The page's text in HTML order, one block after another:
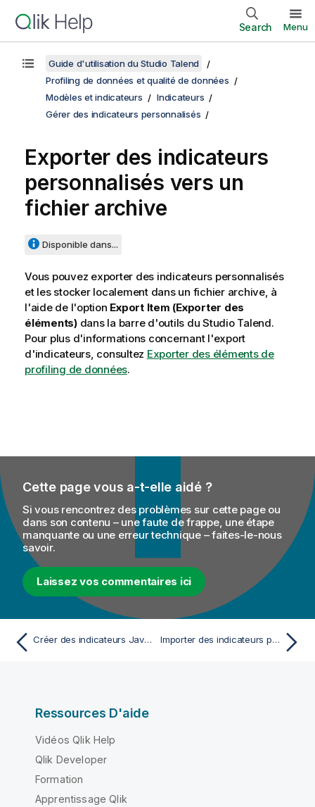
Search Menu
Guide d'utilisation du Studio Talend
Profiling de données et qualité de données
Modèles et indicateurs
Indicateurs
Gérer des indicateurs personnalisés
Exporter des indicateurs
personnalisés vers un
fichier archive
Disponible dans...
Vous pouvez exporter des indicateurs personnalisés
et les stocker localement dans un fichier archive, à
l'aide de l'option Export Item (Exporter des
éléments)dans la barre d'outils du Studio Talend.
Pour plus d'informations concernant l'export
d'indicateurs, consultez Exporter des éléments de
profiling de données.
Cette page vous a-t-elle aidé ?
Si vous rencontrez des problèmes sur cette page ou
dans son contenu – une faute de frappe, une étape
manquante ou une erreur technique – faites-le-nous
savoir.
Laissez vos commentaires ici
Créer des indicateurs Java personnalisés Importer des indicateurs personnalisés
Ressources D'aide
Vidéos Qlik Help
Qlik Developer
Formation
Apprentissage Qlik